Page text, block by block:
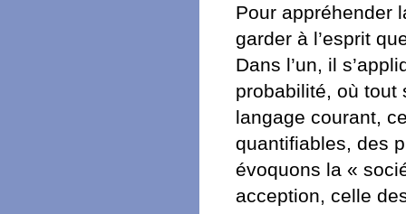
Pour appréhender
garder à l’esprit
Dans l’un, il
probabilité, où tout
langage courant,
quantifiables, des
évoquons la «
acception, celle